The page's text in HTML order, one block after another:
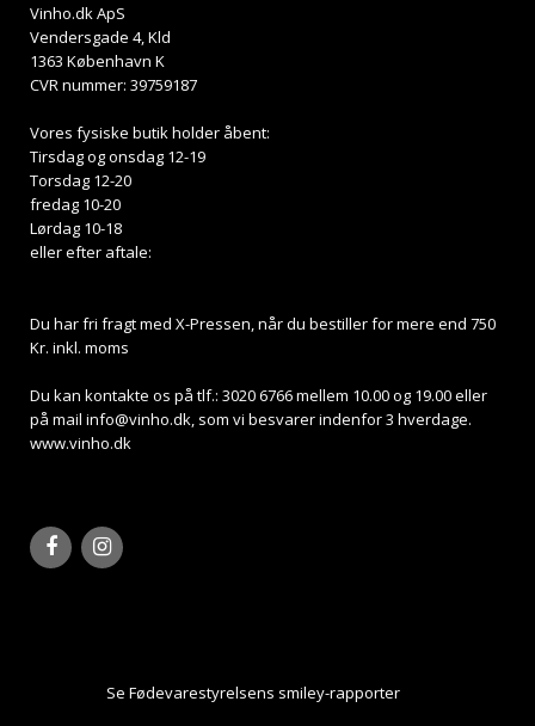
Vinho.dk ApS
Vendersgade 4, Kld
1363 København K
CVR nummer: 39759187
Vores fysiske butik holder åbent:
Tirsdag og onsdag 12-19
Torsdag 12-20
fredag 10-20
Lørdag 10-18
eller efter aftale:
Du har fri fragt med X-Pressen, når du bestiller for mere end 750
Kr. inkl. moms
Du kan kontakte os på tlf.: 3020 6766 mellem 10.00 og 19.00 eller
på mailinfo@vinho.dk, som vi besvarer indenfor 3 hverdage.
www.vinho.dk
Se Fødevarestyrelsens smiley-rapporterHer